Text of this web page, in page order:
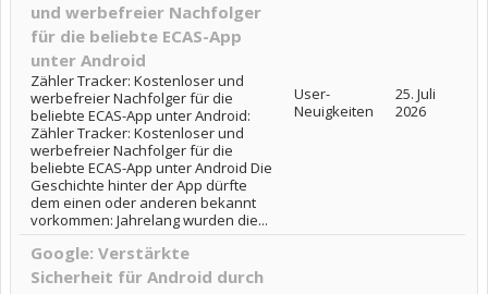
und werbefreier Nachfolger
für die beliebte ECAS-App
unter Android
Zähler Tracker: Kostenloser und
werbefreier Nachfolger für die
beliebte ECAS-App unter Android:
Zähler Tracker: Kostenloser und
werbefreier Nachfolger für die
beliebte ECAS-App unter Android Die
Geschichte hinter der App dürfte
dem einen oder anderen bekannt
vorkommen: Jahrelang wurden die...
User-
Neuigkeiten
25. Juli
2026
Google: Verstärkte
Sicherheit für Android durch